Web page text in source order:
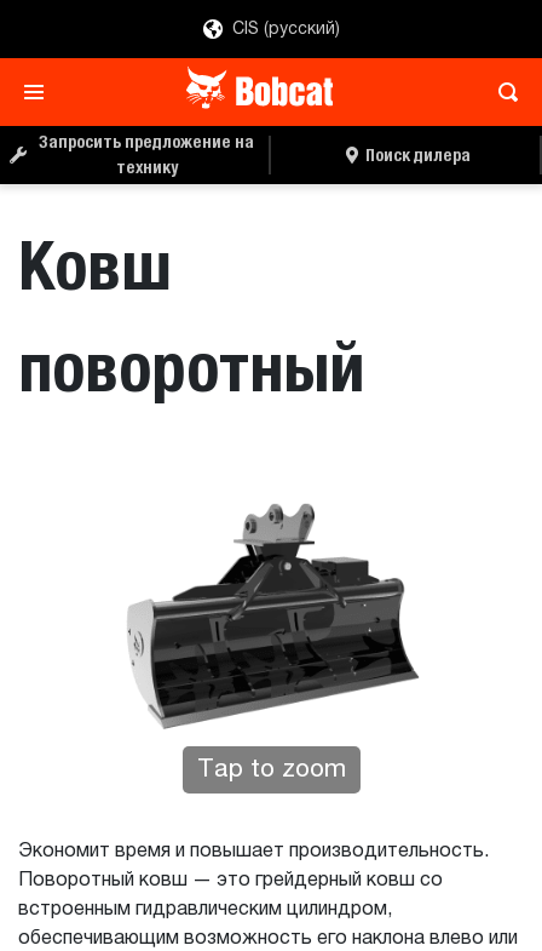
CIS (русский)
Запросить предложение на
технику
Поиск дилера
Ковш
поворотный
Tap to zoom
Экономит время и повышает производительность.
Поворотный ковш — это грейдерный ковш со
встроенным гидравлическим цилиндром,
обеспечивающим возможность его наклона влево или
ЗАПРОС ЦЕНЫ ПОИСК ДИЛЕРА